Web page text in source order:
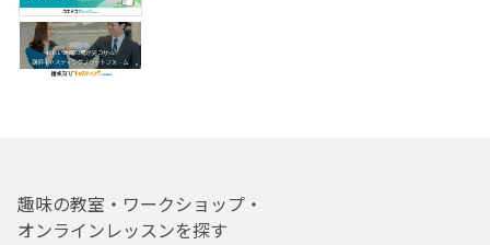
趣味の教室・ワークショップ・
オンラインレッスンを探す